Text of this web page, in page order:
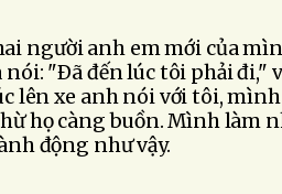
người anh em mới của
nói: "Ðã đến lúc tôi phải đi,"
lên xe anh nói với tôi,
họ càng buồn. Mình làm
động như vậy.